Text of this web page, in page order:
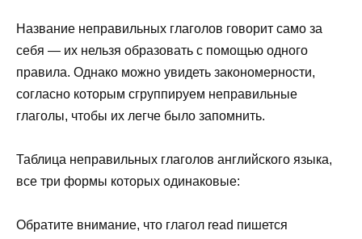
Название неправильных глаголов говорит само за
себя — их нельзя образовать с помощью одного
правила. Однако можно увидеть закономерности,
согласно которым сгруппируем неправильные
глаголы, чтобы их легче было запомнить.
Таблица неправильных глаголов английского языка,
все три формы которых одинаковые:
Обратите внимание, что глагол read пишется